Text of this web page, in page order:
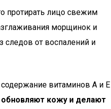
протирать лицо свежим
морщинок и
следов от воспалений и
витаминов А и Е
кожу и делают